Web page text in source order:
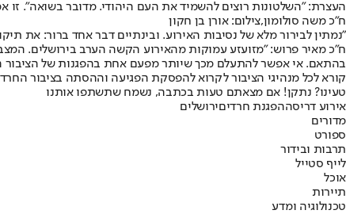
העצרת: "השלטונות רוצים להשמיד את העם היהודי. מדובר בשואה".
ח"כ משה סולומון,צילום: אורן בן חקון
"נמתין לבירור מלא של נסיבות האירוע. ובינתיים דבר אחד ברור: את
ח״כ מאיר פרוש: ״מזועזע עמוקות מהאירוע הקשה הערב בירושלים.
בהתאם. אי אפשר להתעלם מכך שיותר מפעם אחת בהפגנות של הציבור
קורא לכל מנהיגי הציבור לקרוא להפסקת הפגיעה וההסתה בציבור
טעינו? נתקן! אם מצאתם טעות בכתבה, נשמח שתשתפו אותנו
אירוע דריסההפגנת חרדיםירושלים
מדורים
ספורט
תרבות ובידור
לייף סטייל
אוכל
תיירות
טכנולוגיה ומדע